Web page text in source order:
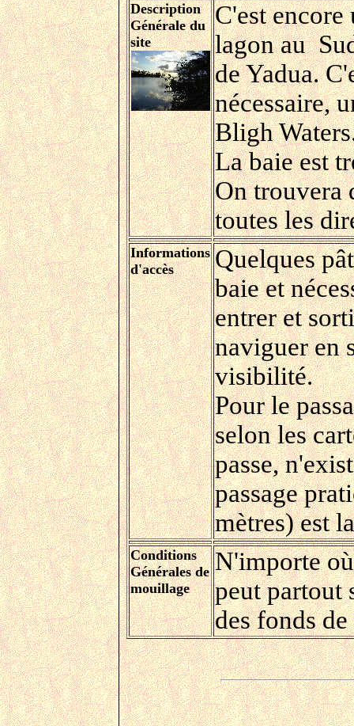
Description
Générale du
site
C'est encore
lagon au
de Yadua.
nécessaire,
Bligh
La baie est
On trouvera
toutes les
Informations
d'accès
Quelques
baie et
entrer et
naviguer en
visibilité.
Pour le
selon les
passe,
passage
mètres) est
Conditions
Générales de
mouillage
N'importe
peut partout
des fonds